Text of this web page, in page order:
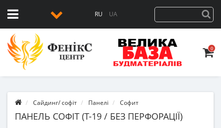
RU UA
0
Сайдинг/ софіт Панелі Софит
ПАНЕЛЬ СОФІТ (Т-19 / БЕЗ ПЕРФОРАЦІЇ)